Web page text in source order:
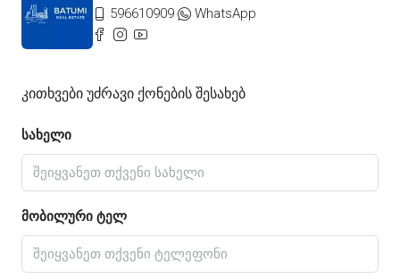
596610909
WhatsApp
Კითხვები Უძრავი Ქონების Შესახებ
სახელი
მობილური ტელ